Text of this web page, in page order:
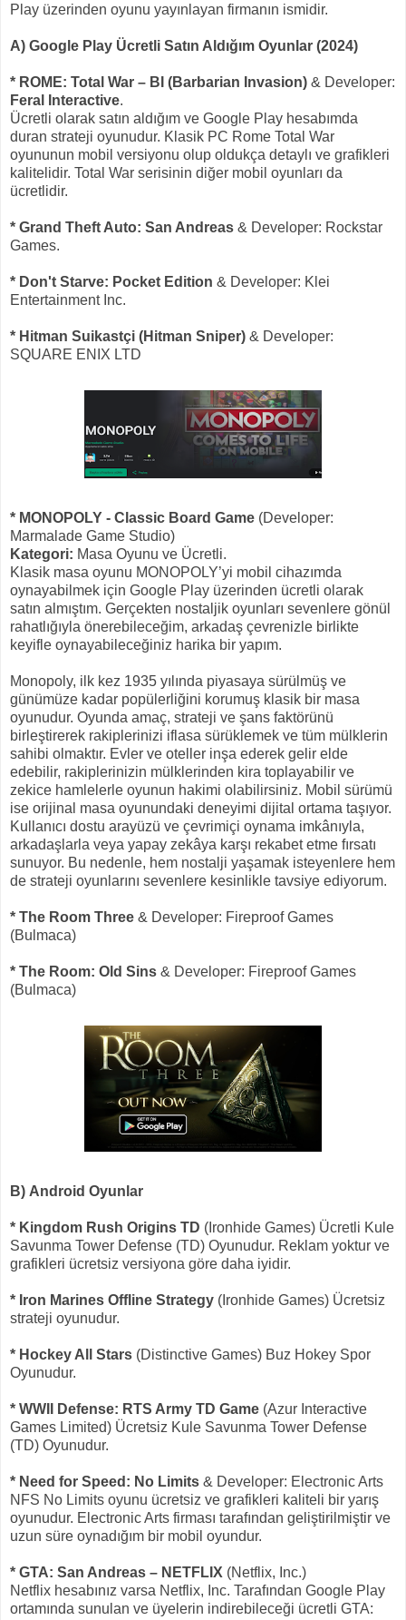
Play üzerinden oyunu yayınlayan firmanın ismidir.
A) Google Play Ücretli Satın Aldığım Oyunlar (2024)
* ROME: Total War – BI (Barbarian Invasion) & Developer:
Feral Interactive.
Ücretli olarak satın aldığım ve Google Play hesabımda
duran strateji oyunudur. Klasik PC Rome Total War
oyununun mobil versiyonu olup oldukça detaylı ve grafikleri
kalitelidir. Total War serisinin diğer mobil oyunları da
ücretlidir.
* Grand Theft Auto: San Andreas & Developer: Rockstar
Games.
* Don't Starve: Pocket Edition & Developer: Klei
Entertainment Inc.
* Hitman Suikastçi (Hitman Sniper) & Developer:
SQUARE ENIX LTD
* MONOPOLY - Classic Board Game (Developer:
Marmalade Game Studio)
Kategori: Masa Oyunu ve Ücretli.
Klasik masa oyunu MONOPOLY’yi mobil cihazımda
oynayabilmek için Google Play üzerinden ücretli olarak
satın almıştım. Gerçekten nostaljik oyunları sevenlere gönül
rahatlığıyla önerebileceğim, arkadaş çevrenizle birlikte
keyifle oynayabileceğiniz harika bir yapım.
Monopoly, ilk kez 1935 yılında piyasaya sürülmüş ve
günümüze kadar popülerliğini korumuş klasik bir masa
oyunudur. Oyunda amaç, strateji ve şans faktörünü
birleştirerek rakiplerinizi iflasa sürüklemek ve tüm mülklerin
sahibi olmaktır. Evler ve oteller inşa ederek gelir elde
edebilir, rakiplerinizin mülklerinden kira toplayabilir ve
zekice hamlelerle oyunun hakimi olabilirsiniz. Mobil sürümü
ise orijinal masa oyunundaki deneyimi dijital ortama taşıyor.
Kullanıcı dostu arayüzü ve çevrimiçi oynama imkânıyla,
arkadaşlarla veya yapay zekâya karşı rekabet etme fırsatı
sunuyor. Bu nedenle, hem nostalji yaşamak isteyenlere hem
de strateji oyunlarını sevenlere kesinlikle tavsiye ediyorum.
* The Room Three & Developer: Fireproof Games
(Bulmaca)
* The Room: Old Sins & Developer: Fireproof Games
(Bulmaca)
B) Android Oyunlar
* Kingdom Rush Origins TD (Ironhide Games) Ücretli Kule
Savunma Tower Defense (TD) Oyunudur. Reklam yoktur ve
grafikleri ücretsiz versiyona göre daha iyidir.
* Iron Marines Offline Strategy (Ironhide Games) Ücretsiz
strateji oyunudur.
* Hockey All Stars (Distinctive Games) Buz Hokey Spor
Oyunudur.
* WWII Defense: RTS Army TD Game (Azur Interactive
Games Limited) Ücretsiz Kule Savunma Tower Defense
(TD) Oyunudur.
* Need for Speed: No Limits & Developer: Electronic Arts
NFS No Limits oyunu ücretsiz ve grafikleri kaliteli bir yarış
oyunudur. Electronic Arts firması tarafından geliştirilmiştir ve
uzun süre oynadığım bir mobil oyundur.
* GTA: San Andreas – NETFLIX (Netflix, Inc.)
Netflix hesabınız varsa Netflix, Inc. Tarafından Google Play
ortamında sunulan ve üyelerin indirebileceği ücretli GTA: